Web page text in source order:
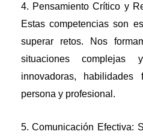
4. Pensamiento Crítico y
Estas competencias son
superar retos. Nos
situaciones complejas
innovadoras, habilidades
persona y profesional.
5. Comunicación Efectiva: